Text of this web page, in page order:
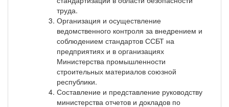
труда.
Организация и осуществление
ведомственного контроля за внедрением и
соблюдением стандартов ССБТ на
предприятиях и в организациях
Министерства промышленности
строительных материалов союзной
республики.
Составление и представление руководству
министерства отчетов и докладов по